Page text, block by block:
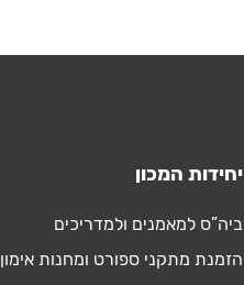
יחידות המכון
ביה”ס למאמנים ולמדריכים
הזמנת מתקני ספורט ומחנות אימון